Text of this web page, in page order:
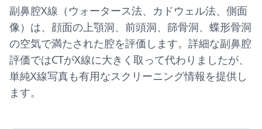
副鼻腔X線（ウォータース法、カドウェル法、側面
像）は、顔面の上顎洞、前頭洞、篩骨洞、蝶形骨洞
の空気で満たされた腔を評価します。詳細な副鼻腔
評価ではCTがX線に大きく取って代わりましたが、
単純X線写真も有用なスクリーニング情報を提供し
ます。